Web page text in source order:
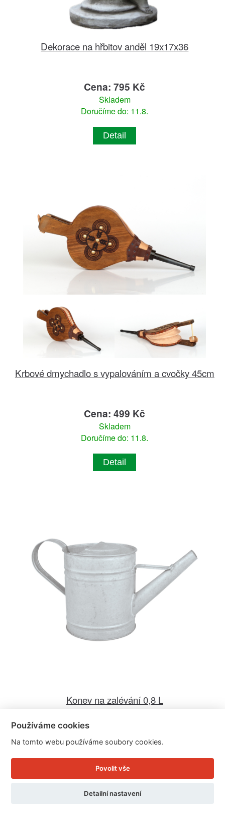
Dekorace na hřbitov anděl 19x17x36
Cena: 795 Kč
Skladem
Doručíme do: 11.8.
Detail
Krbové dmychadlo s vypalováním a cvočky 45cm
Cena: 499 Kč
Skladem
Doručíme do: 11.8.
Detail
Konev na zalévání 0,8 L
Cena: 119 Kč
Doručíme do: 11.8.
Detail
Používáme cookies
Na tomto webu používáme soubory cookies.
Povolit vše
Detailní nastavení